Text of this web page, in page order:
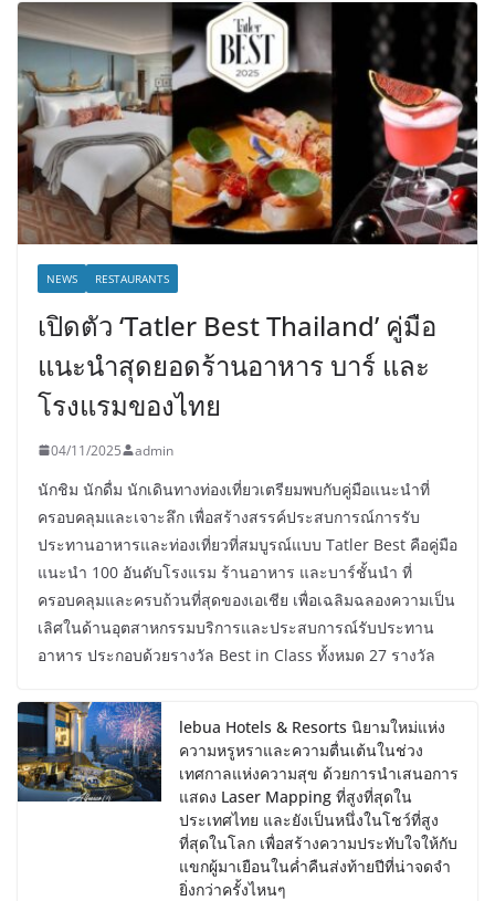
NEWS RESTAURANTS
เปิดตัว ‘Tatler Best Thailand’ คู่มือ
แนะนำสุดยอดร้านอาหาร บาร์ และ
โรงแรมของไทย
04/11/2025 admin
นักชิม นักดื่ม นักเดินทางท่องเที่ยวเตรียมพบกับคู่มือแนะนำที่
ครอบคลุมและเจาะลึก เพื่อสร้างสรรค์ประสบการณ์การรับ
ประทานอาหารและท่องเที่ยวที่สมบูรณ์แบบ Tatler Best คือคู่มือ
แนะนำ 100 อันดับโรงแรม ร้านอาหาร และบาร์ชั้นนำ ที่
ครอบคลุมและครบถ้วนที่สุดของเอเชีย เพื่อเฉลิมฉลองความเป็น
เลิศในด้านอุตสาหกรรมบริการและประสบการณ์รับประทาน
อาหาร ประกอบด้วยรางวัล Best in Class ทั้งหมด 27 รางวัล
lebua Hotels & Resorts นิยามใหม่แห่ง
ความหรูหราและความตื่นเต้นในช่วง
เทศกาลแห่งความสุข ด้วยการนำเสนอการ
แสดง Laser Mapping ที่สูงที่สุดใน
ประเทศไทย และยังเป็นหนึ่งในโชว์ที่สูง
ที่สุดในโลก เพื่อสร้างความประทับใจให้กับ
แขกผู้มาเยือนในค่ำคืนส่งท้ายปีที่น่าจดจำ
ยิ่งกว่าครั้งไหนๆ